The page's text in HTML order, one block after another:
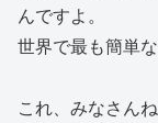
んですよ。
世界で最も簡単
これ、みなさん